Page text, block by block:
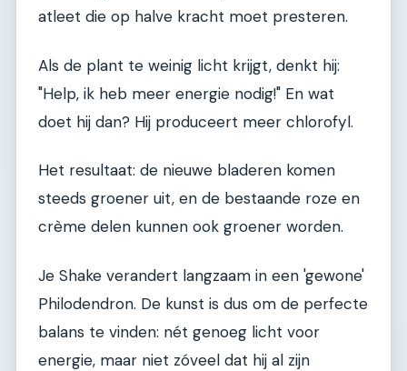
atleet die op halve kracht moet presteren.
Als de plant te weinig licht krijgt, denkt hij:
"Help, ik heb meer energie nodig!" En wat
doet hij dan? Hij produceert meer chlorofyl.
Het resultaat: de nieuwe bladeren komen
steeds groener uit, en de bestaande roze en
crème delen kunnen ook groener worden.
Je Shake verandert langzaam in een 'gewone'
Philodendron. De kunst is dus om de perfecte
balans te vinden: nét genoeg licht voor
energie, maar niet zóveel dat hij al zijn